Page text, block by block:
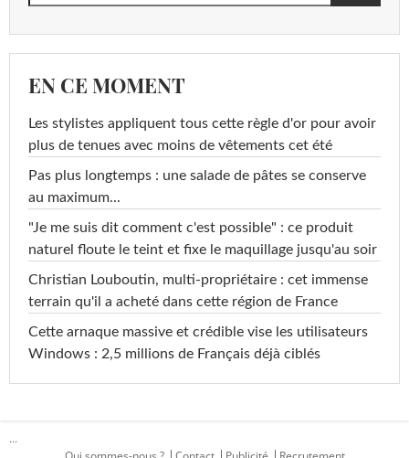
EN CE MOMENT
Les stylistes appliquent tous cette règle d'or pour avoir
plus de tenues avec moins de vêtements cet été
Pas plus longtemps : une salade de pâtes se conserve
au maximum...
"Je me suis dit comment c'est possible" : ce produit
naturel floute le teint et fixe le maquillage jusqu'au soir
Christian Louboutin, multi-propriétaire : cet immense
terrain qu'il a acheté dans cette région de France
Cette arnaque massive et crédible vise les utilisateurs
Windows : 2,5 millions de Français déjà ciblés
...